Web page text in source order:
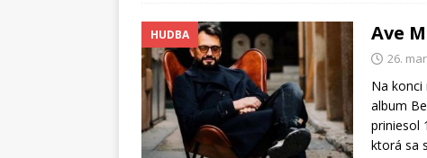
HUDBA Ave
26.
Na konci
album
priniesol
ktorá sa